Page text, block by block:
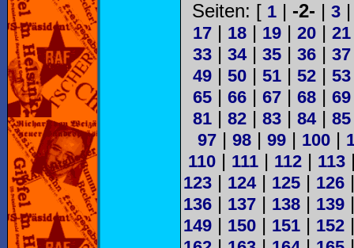
Seiten: [ 1| -2- | 3
17 | 18 | 19 | 20 | 21
33 | 34| 35 | 36 | 37
49 | 50 | 51 | 52 | 53
65 | 66 | 67 | 68 | 69
81 | 82 | 83 | 84| 85
97 | 98 | 99 | 100 |
110| 111| 112| 113
123 | 124| 125 | 126
136 | 137 | 138 | 139
149 | 150 | 151 | 152